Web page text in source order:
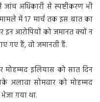
अधिकारी से स्पष्टीकरण भी
में 17 मार्च तक इस बात का
आरोपियों को जमानत क्यों न
गए हैं, वो जमानती हैं.
इलियास को सात दिन
अलावा सोमवार को मोहम्मद
गया था.